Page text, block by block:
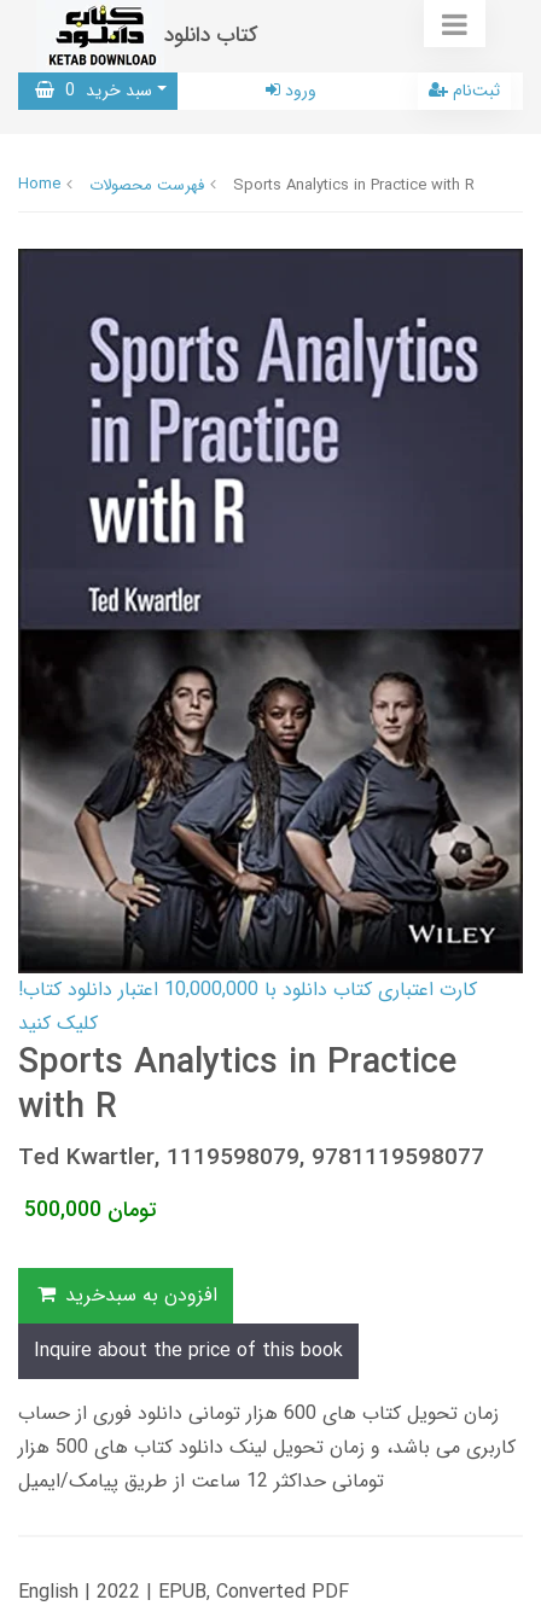
کتاب دانلود
سبد خرید 0 ورود ثبت‌نام
Home فهرست محصولات Sports Analytics in Practice with R
کارت اعتباری کتاب دانلود با 10,000,000 اعتبار دانلود کتاب!
کلیک کنید
Sports Analytics in Practice
with R
Ted Kwartler, 1119598079, 9781119598077
500,000 تومان
افزودن به سبدخرید
Inquire about the price of this book
زمان تحویل کتاب های 600 هزار تومانی دانلود فوری از حساب
کاربری می باشد، و زمان تحویل لینک دانلود کتاب های 500 هزار
تومانی حداکثر 12 ساعت از طریق پیامک/ایمیل
English | 2022 | EPUB, Converted PDF